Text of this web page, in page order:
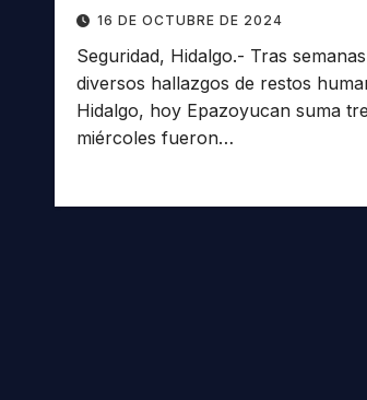
16 DE OCTUBRE DE 2024
Seguridad, Hidalgo.- Tras
diversos hallazgos de restos
Hidalgo, hoy Epazoyucan suma
miércoles fueron…